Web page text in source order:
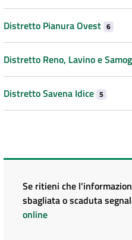
Distretto Pianura Ovest 6
Distretto Reno, Lavino e
Distretto Savena Idice 5
Se ritieni che
sbagliata o scaduta
online